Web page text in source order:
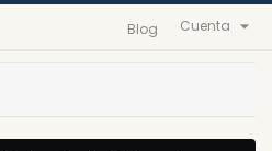
Cuenta 
Blog